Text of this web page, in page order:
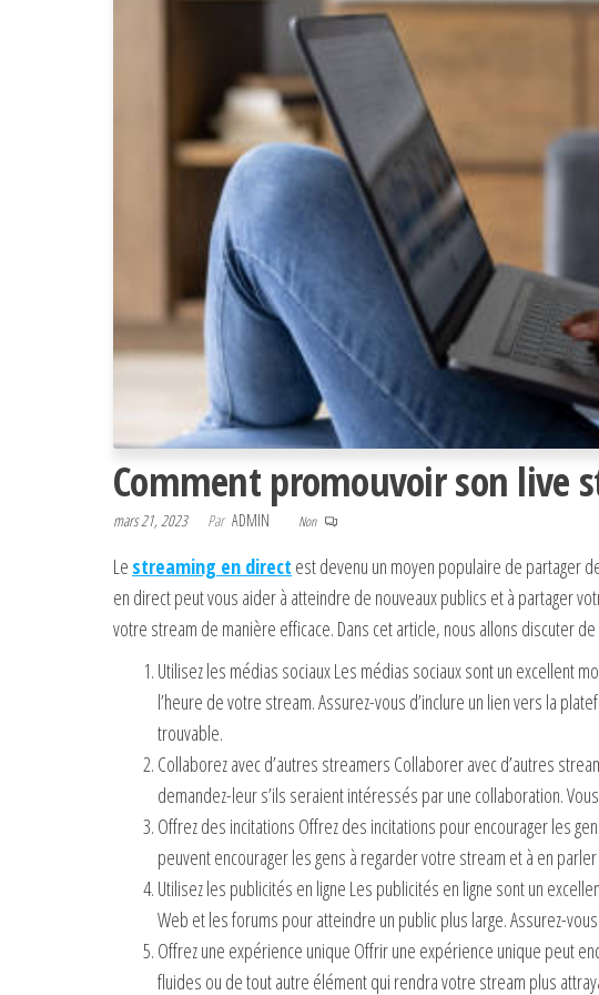
Comment promouvoir son live
mars 21, 2023 Par ADMIN Non
Le streaming en direct est devenu un moyen populaire de partager
en direct peut vous aider à atteindre de nouveaux publics et à partager
votre stream de manière efficace. Dans cet article, nous allons discuter
Utilisez les médias sociaux Les médias sociaux sont un excellent
l’heure de votre stream. Assurez-vous d’inclure un lien vers la
trouvable.
Collaborez avec d’autres streamers Collaborer avec d’autres
demandez-leur s’ils seraient intéressés par une collaboration.
Offrez des incitations Offrez des incitations pour encourager les
peuvent encourager les gens à regarder votre stream et à en
Utilisez les publicités en ligne Les publicités en ligne sont un
Web et les forums pour atteindre un public plus large. Assurez-
Offrez une expérience unique Offrir une expérience unique peut
fluides ou de tout autre élément qui rendra votre stream plus